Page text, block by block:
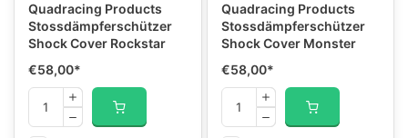
Quadracing Products
Stossdämpferschützer
Shock Cover Rockstar
€58,00*
Quadracing Products
Stossdämpferschützer
Shock Cover Monster
€58,00*